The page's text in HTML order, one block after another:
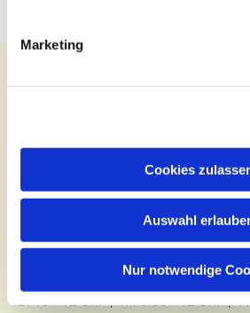
Marketing
Cookies
Auswahl
Nur notwendige
Kontakt
Tel.:(030) 643 849 70
E-Mail:
Besuchen Sie uns: